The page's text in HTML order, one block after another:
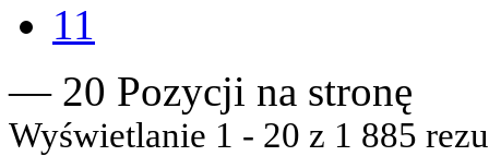
11
— 20 Pozycji na stronę
Wyświetlanie 1 - 20 z 1 885